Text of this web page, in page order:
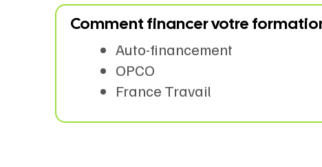
Comment financer votre
Auto-financement
OPCO
France Travail